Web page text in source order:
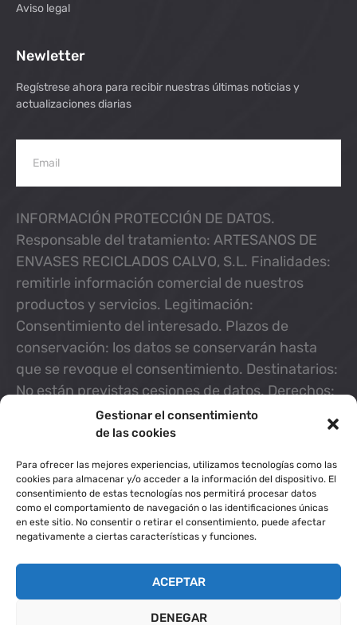
Gestionar el consentimiento
de las cookies
Para ofrecer las mejores experiencias, utilizamos tecnologías como las
cookies para almacenar y/o acceder a la información del dispositivo. El
consentimiento de estas tecnologías nos permitirá procesar datos
como el comportamiento de navegación o las identificaciones únicas
en este sitio. No consentir o retirar el consentimiento, puede afectar
negativamente a ciertas características y funciones.
ACEPTAR
DENEGAR
Aviso legal
Newletter
Regístrese ahora para recibir nuestras últimas noticias y
actualizaciones diarias
INFORMACIÓN PROTECCIÓN DE DATOS.
Responsable del tratamiento: ARTESANOS DE
ENVASES RECICLADOS CALVO, S.L. Finalidades:
remitirle información comercial de nuestros
productos y servicios. Legitimación:
Consentimiento del interesado. Plazos de
conservación: los datos se conservarán hasta
que se revoque el consentimiento. Destinatarios:
No están previstas cesiones de datos. Derechos:
Puede retirar su consentimiento en cualquier
momento, así como acceder, rectificar, suprimir
en info@artesanosdeenvases.com. Información
Adicional: puede ampliar la información en
Política de Privacidad.
He leído y aceptola Política de Privacidad.